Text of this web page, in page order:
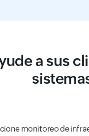
a sus
monitoreo de